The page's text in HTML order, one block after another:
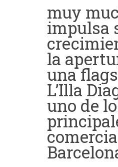
muy
impulsa
la
una
L’Illa
uno de